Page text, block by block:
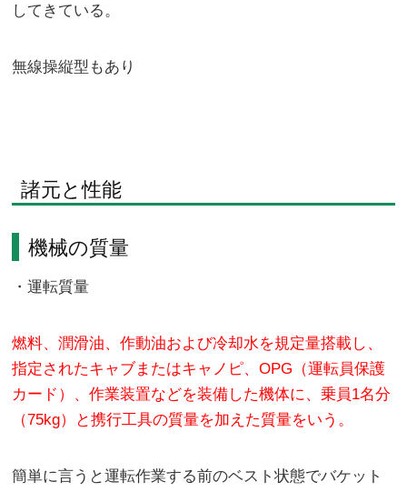
してきている。
無線操縦型もあり
諸元と性能
機械の質量
・運転質量
燃料、潤滑油、作動油および冷却水を規定量搭載し、
指定されたキャブまたはキャノピ、OPG（運転員保護
カード）、作業装置などを装備した機体に、乗員1名分
（75kg）と携行工具の質量を加えた質量をいう。
簡単に言うと運転作業する前のベスト状態でバケット